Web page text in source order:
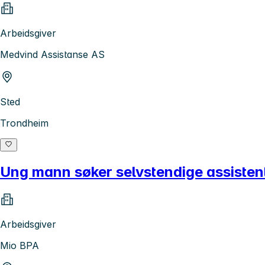
Arbeidsgiver
Medvind Assistanse AS
Sted
Trondheim
Ung mann søker selvstendige
Arbeidsgiver
Mio BPA